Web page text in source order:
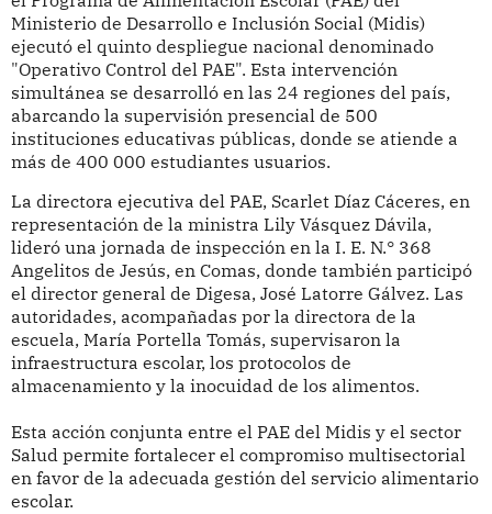
Ministerio de Desarrollo e Inclusión Social (Midis)
ejecutó el quinto despliegue nacional denominado
"Operativo Control del PAE". Esta intervención
simultánea se desarrolló en las 24 regiones del país,
abarcando la supervisión presencial de 500
instituciones educativas públicas, donde se atiende a
más de 400 000 estudiantes usuarios.
La directora ejecutiva del PAE, Scarlet Díaz Cáceres, en
representación de la ministra Lily Vásquez Dávila,
lideró una jornada de inspección en la I. E. N.° 368
Angelitos de Jesús, en Comas, donde también participó
el director general de Digesa, José Latorre Gálvez. Las
autoridades, acompañadas por la directora de la
escuela, María Portella Tomás, supervisaron la
infraestructura escolar, los protocolos de
almacenamiento y la inocuidad de los alimentos.
Esta acción conjunta entre el PAE del Midis y el sector
Salud permite fortalecer el compromiso multisectorial
en favor de la adecuada gestión del servicio alimentario
escolar.